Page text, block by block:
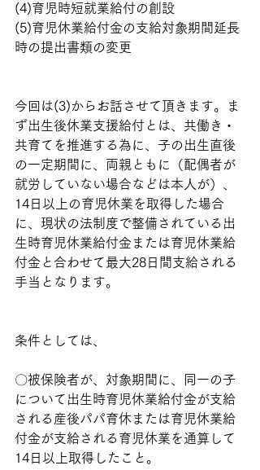
(4)育児時短就業給付の創設
(5)育児休業給付金の支給対象期間延長
時の提出書類の変更
今回は(3)からお話させて頂きます。ま
ず出生後休業支援給付とは、共働き・
共育てを推進する為に、子の出生直後
の一定期間に、両親ともに（配偶者が
就労していない場合などは本人が）、
14日以上の育児休業を取得した場合
に、現状の法制度で整備されている出
生時育児休業給付金または育児休業給
付金と合わせて最大28日間支給される
手当となります。
条件としては、
〇被保険者が、対象期間に、同一の子
について出生時育児休業給付金が支給
される産後パパ育休または育児休業給
付金が支給される育児休業を通算して
14日以上取得したこと。